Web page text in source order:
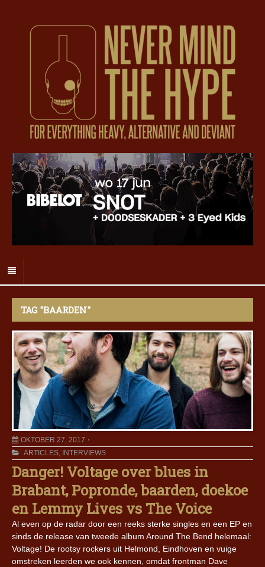
TAG "BAARDEN"
OKTOBER 27, 2017
ARTICLES, INTERVIEWS
Danger! Voltage over blues in
Brabant, Popronde, baarden, doekoe
en Lemmy Lives vs The Voice
Al even op de radar door een reeks sterke singles en een EP en
sinds de release van tweede album Around The Bend helemaal:
Voltage! De rootsy rockers uit Helmond, Eindhoven en vuige
omstreken leerden we ook kennen, omdat frontman Dave